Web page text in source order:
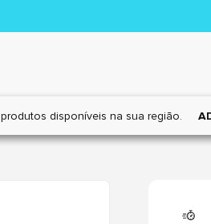
produtos disponíveis na sua região.